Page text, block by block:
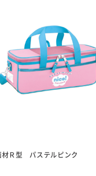
材Ｒ型 パステルピンク